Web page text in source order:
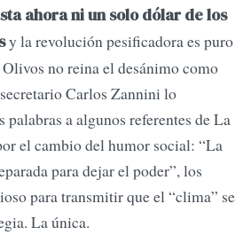
ahora ni un solo dólar de los
y la revolución pesificadora es puro
no reina el desánimo como
Carlos Zannini lo
palabras a algunos referentes de La
el cambio del humor social: “La
para dejar el poder”, los
para transmitir que el “clima” se
La única.